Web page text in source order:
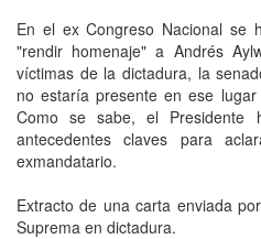
En el ex Congreso Nacional se
"rendir homenaje" a Andrés
víctimas de la dictadura, la
no estaría presente en ese
Como se sabe, el Presidente
antecedentes claves para
exmandatario.
Extracto de una carta enviada
Suprema en dictadura.